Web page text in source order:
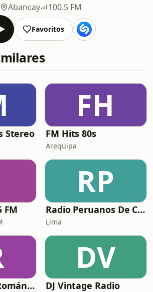
Abancay
100.5 FM
Favoritos
Stereo
FH
FM Hits 80s
Arequipa
FM
RP
Radio Peruanos De Corazon
Lima
Radio Retro - Romántica
DV
DJ Vintage Radio